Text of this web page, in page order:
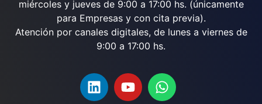
miércoles y jueves de 9:00 a 17:00 hs. (únicamente
para Empresas y con cita previa).
Atención por canales digitales, de lunes a viernes de
9:00 a 17:00 hs.